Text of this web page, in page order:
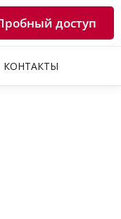
доступ
КОНТАКТЫ